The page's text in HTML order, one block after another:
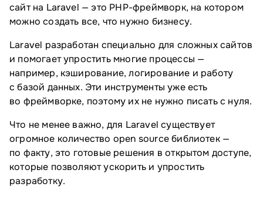
сайт на Laravel — это PHP-фреймворк, на котором
можно создать все, что нужно бизнесу.
Laravel разработан специально для сложных сайтов
и помогает упростить многие процессы —
например, кэширование, логирование и работу
с базой данных. Эти инструменты уже есть
во фреймворке, поэтому их не нужно писать с нуля.
Что не менее важно, для Laravel существует
огромное количество open source библиотек —
по факту, это готовые решения в открытом доступе,
которые позволяют ускорить и упростить
разработку.